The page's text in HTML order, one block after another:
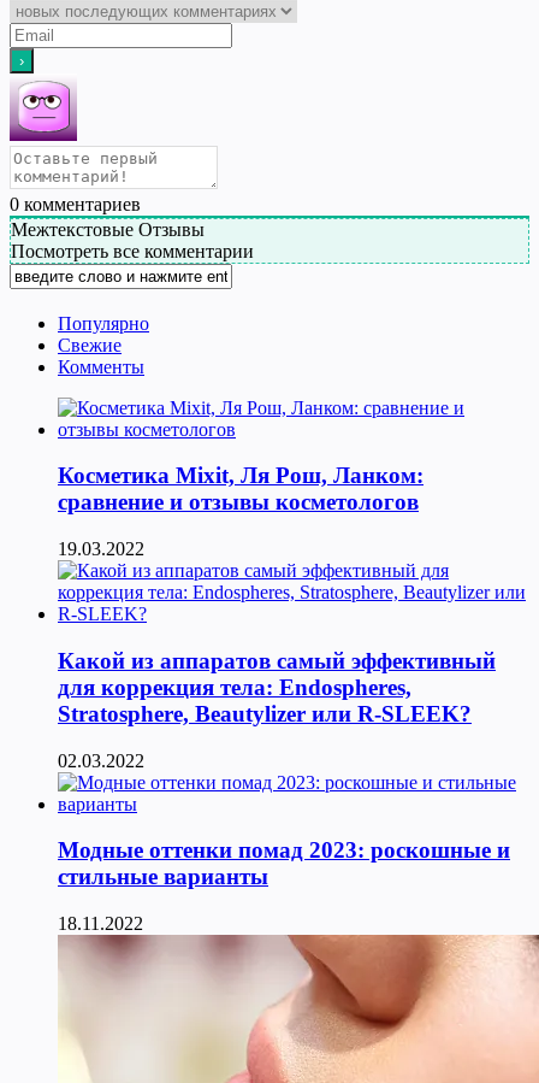
0 комментариев
Межтекстовые Отзывы
Посмотреть все комментарии
Популярно
Свежие
Комменты
Косметика Мixit, Ля Рош, Ланком:
сравнение и отзывы косметологов
19.03.2022
Какой из аппаратов самый эффективный
для коррекция тела: Endospheres,
Stratosphere, Beautylizer или R-SLEEK?
02.03.2022
Модные оттенки помад 2023: роскошные и
стильные варианты
18.11.2022